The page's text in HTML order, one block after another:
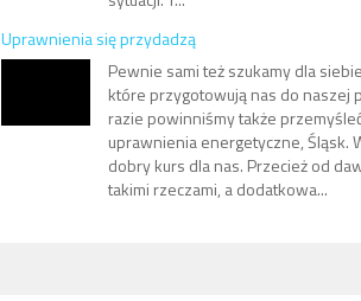
Uprawnienia się przydadzą
Pewnie sami też szukamy dla
które przygotowują nas do naszej
razie powinniśmy także
uprawnienia energetyczne, Śląsk.
dobry kurs dla nas. Przecież od
takimi rzeczami, a dodatkowa...